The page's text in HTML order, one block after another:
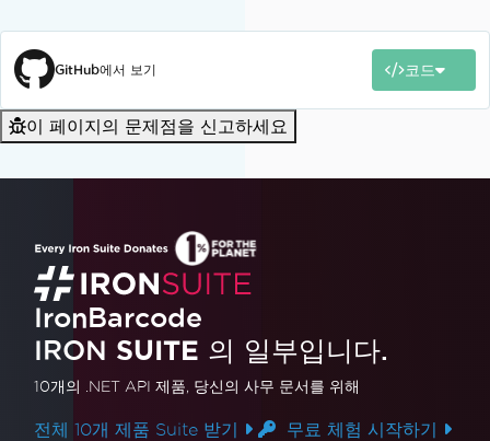
GitHub에서 보기 코드
이 페이지의 문제점을 신고하세요
IronBarcode
IRON SUITE 의 일부입니다.
10개의 .NET API 제품, 당신의 사무 문서를 위해
전체 10개 제품 Suite 받기 무료 체험 시작하기